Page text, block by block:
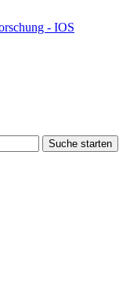
- IOS
Suche starten